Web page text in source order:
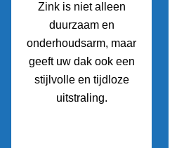
Zink is niet alleen
duurzaam en
onderhoudsarm, maar
geeft uw dak ook een
stijlvolle en tijdloze
uitstraling.